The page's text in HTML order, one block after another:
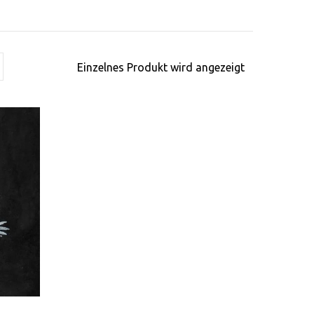
Einzelnes Produkt wird angezeigt